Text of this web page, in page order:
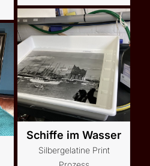
Schiffe im Wasser
Silbergelatine Print